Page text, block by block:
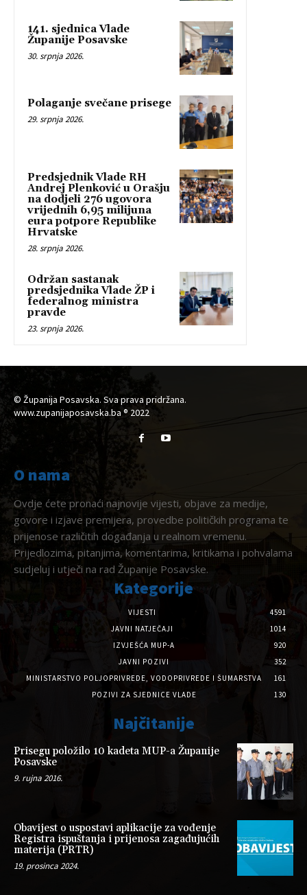
141. sjednica Vlade
Županije Posavske
30. srpnja 2026.
Polaganje svečane prisege
29. srpnja 2026.
Predsjednik Vlade RH
Andrej Plenković u Orašju
na dodjeli 276 ugovora
vrijednih 6,95 milijuna
eura potpore Republike
Hrvatske
28. srpnja 2026.
Održan sastanak
predsjednika Vlade ŽP i
federalnog ministra
pravde
23. srpnja 2026.
© Županija Posavska. Sva prava pridržana.
www.zupanijaposavska.ba ® 2022
O nama
Ovdje ćete pronaći najnovije vijesti, objave za medije,
govore i izjave premijera, provedbe političkih programa te
prijenose različitih događanja u realnom vremenu.
Prijedlozima, pitanjima, komentarima, kritikama i pohvalama
sudjeluj i utječi na rad Županije Posavske.
Kategorije
VIJESTI
4591
JAVNI NATJEČAJI
1014
IZVJEŠĆA MUP-A
920
JAVNI POZIVI
352
MINISTARSTVO POLJOPRIVREDE, VODOPRIVREDE I ŠUMARSTVA
161
POZIVI ZA SJEDNICE VLADE
130
Najčitanije
Prisegu položilo 10 kadeta MUP-a Županije
Posavske
9. rujna 2016.
Obavijest o uspostavi aplikacije za vođenje
Registra ispuštanja i prijenosa zagađujućih
materija (PRTR)
19. prosinca 2024.